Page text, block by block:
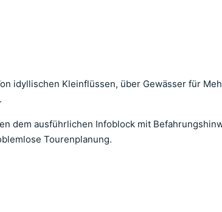
idyllischen Kleinflüssen, über Gewässer für
dem ausführlichen Infoblock mit
Tourenplanung.